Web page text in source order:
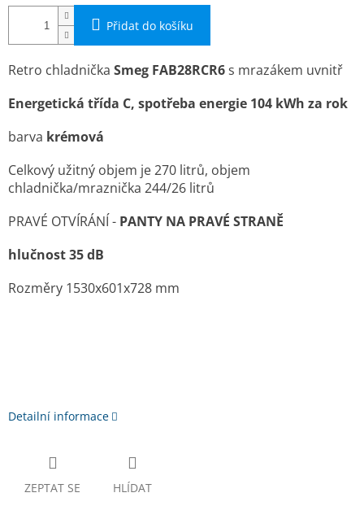
Přidat do košíku
Retro chladnička Smeg FAB28RCR6s mrazákem uvnitř
Energetická třída C, spotřeba energie 104 kWh za rok
barva krémová
Celkový užitný objem je 270 litrů, objem
chladnička/mraznička 244/26 litrů
PRAVÉ OTVÍRÁNÍ - PANTY NA PRAVÉ STRANĚ
hlučnost 35 dB
Rozměry 1530x601x728 mm
Detailní informace
ZEPTAT SE HLÍDAT